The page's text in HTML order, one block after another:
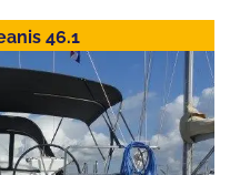
46.1